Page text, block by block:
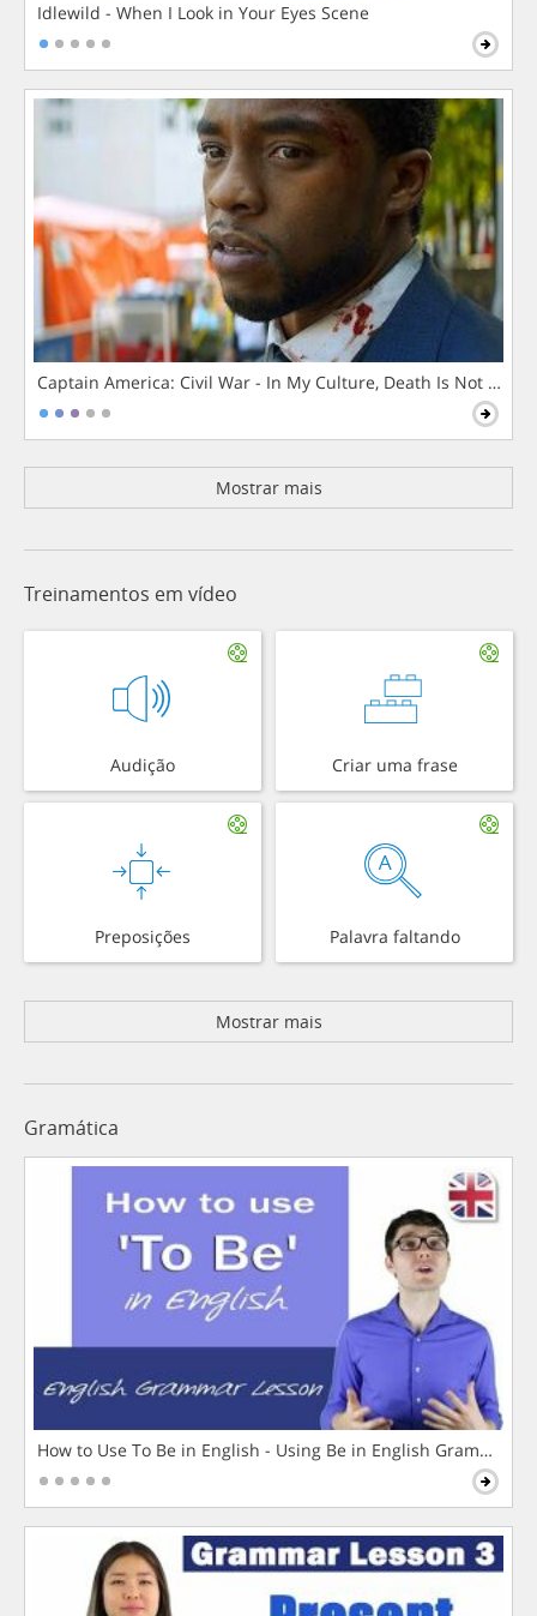
Idlewild - When I Look in Your Eyes Scene
Captain America: Civil War - In My Culture, Death Is Not The
Mostrar mais
Treinamentos em vídeo
Audição Criar uma frase
Preposições Palavra faltando
Mostrar mais
Gramática
How to Use To Be in English - Using Be in English Grammar